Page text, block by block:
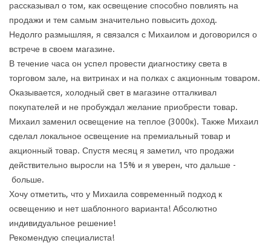
рассказывал о том, как освещение способно повлиять на
продажи и тем самым значительно повысить доход.
Недолго размышляя, я связался с Михаилом и договорился о
встрече в своем магазине.
В течение часа он успел провести диагностику света в
торговом зале, на витринах и на полках с акционным товаром.
Оказывается, холодный свет в магазине отталкивал
покупателей и не пробуждал желание приобрести товар.
Михаил заменил освещение на теплое (3000к). Также Михаил
сделал локальное освещение на премиальный товар и
акционный товар. Спустя месяц я заметил, что продажи
действительно выросли на 15% и я уверен, что дальше -
больше.
Хочу отметить, что у Михаила современный подход к
освещению и нет шаблонного варианта! Абсолютно
индивидуальное решение!
Рекомендую специалиста!